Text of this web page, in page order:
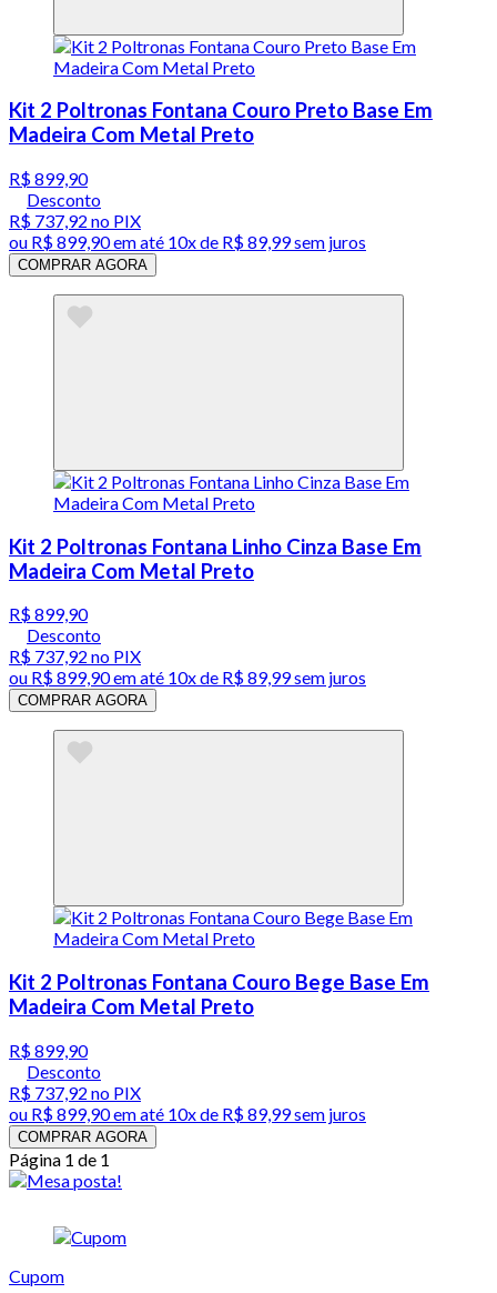
Kit 2 Poltronas Fontana Couro Preto Base Em
Madeira Com Metal Preto
R$ 899,90
Desconto
R$ 737,92 no PIX
ou R$ 899,90em até 10x de R$ 89,99 sem juros
COMPRAR AGORA
Kit 2 Poltronas Fontana Linho Cinza Base Em
Madeira Com Metal Preto
R$ 899,90
Desconto
R$ 737,92 no PIX
ou R$ 899,90em até 10x de R$ 89,99 sem juros
COMPRAR AGORA
Kit 2 Poltronas Fontana Couro Bege Base Em
Madeira Com Metal Preto
R$ 899,90
Desconto
R$ 737,92 no PIX
ou R$ 899,90em até 10x de R$ 89,99 sem juros
COMPRAR AGORA
Página 1 de 1
Cupom